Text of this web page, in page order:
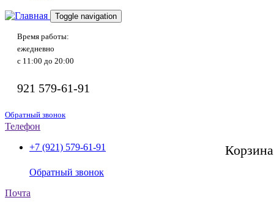
Toggle navigation
Время работы:
ежедневно
с 11:00 до 20:00
921 579-61-91
Обратный звонок
Корзина
Телефон
+7 (921) 579-61-91
Обратный звонок
Почта